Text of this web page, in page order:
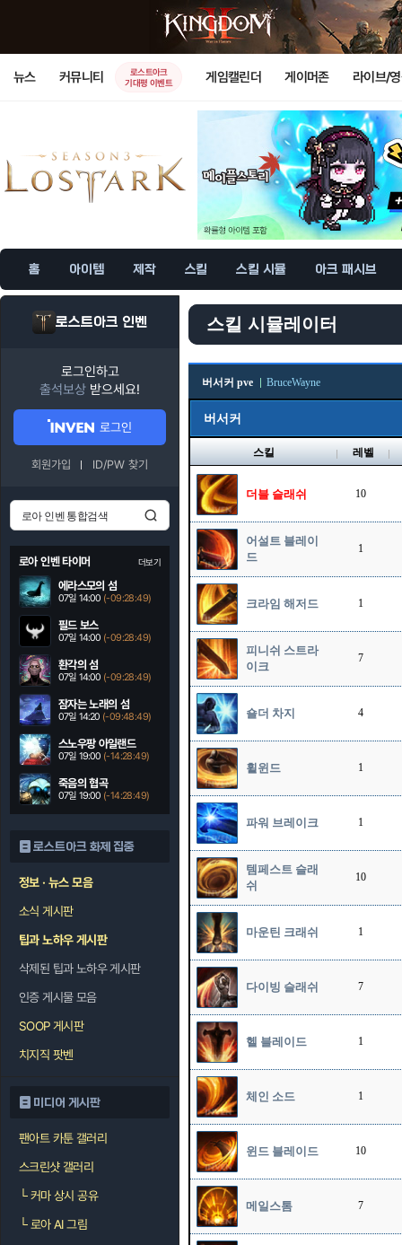
뉴스 커뮤니티
로스트아크
기대평 이벤트
게임캘린더 게이머존 라이브/
홈 아이템 제작 스킬 스킬 시뮬 아크 패시브
로스트아크 인벤
로그인하고
출석보상 받으세요!
로그인
회원가입 ID/PW 찾기
로아 인벤 타이머 더보기
에라스모의 섬
07일 14:00 (-09:28:48)
필드 보스
07일 14:00 (-09:28:48)
환각의 섬
07일 14:00 (-09:28:48)
잠자는 노래의 섬
07일 14:20 (-09:48:48)
스노우팡 아일랜드
07일 19:00 (-14:28:48)
죽음의 협곡
07일 19:00 (-14:28:48)
로스트아크 화제 집중
정보 · 뉴스 모음
소식 게시판
팁과 노하우 게시판
삭제된 팁과 노하우 게시판
인증 게시물 모음
SOOP 게시판
치지직 팟벤
미디어 게시판
팬아트 카툰 갤러리
스크린샷 갤러리
└커마 상시 공유
└로아 AI 그림
스킬 시뮬레이터
버서커 pve BruceWayne
버서커
스킬 레벨
더블 슬래쉬 10
어설트 블레이
드
1
크라임 해저드 1
피니쉬 스트라
이크
7
숄더 차지 4
휠윈드 1
파워 브레이크 1
템페스트 슬래
쉬
10
마운틴 크래쉬 1
다이빙 슬래쉬 7
헬 블레이드 1
체인 소드 1
윈드 블레이드 10
메일스톰 7